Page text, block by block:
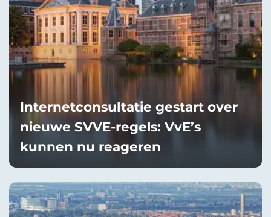
Internetconsultatie gestart over
nieuwe SVVE-regels: VvE’s
kunnen nu reageren